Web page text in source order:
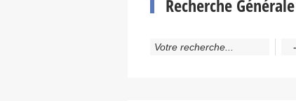
Recherche Générale